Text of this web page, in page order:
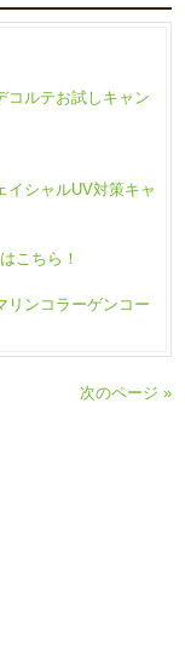
コルテお試しキャン
イシャルUV対策キャ
こちら！
リンコラーゲンコー
次のページ »